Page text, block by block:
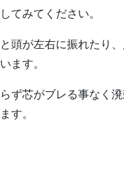
てみてください。
頭が左右に振れたり
ます。
ず芯がブレる事なく
す。